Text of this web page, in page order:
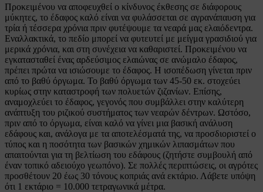
Προκειμένου να αποφευχθεί ο κίνδυνος έκθεσης σε διάφορους
μύκητες, το έδαφος καλό είναι να φυλάσσεται σε αγρανάπαυση για
τρία ή τέσσερα χρόνια πριν φυτέψουμε τα νεαρά μας ελαιόδεντρα.
Εναλλακτικά, το πεδίο μπορεί να φυτευτεί με μείγμα γρασιδιού για
μερικά χρόνια, και στη συνέχεια να καθαριστεί. Προκειμένου να
εγκατασταθεί ένας αρδεύσιμος ελαιώνας σε ανώμαλο έδαφος,
πρέπει πρώτα να ισιώσουμε το έδαφος. Η ισοπέδωση γίνεται πριν
από το βαθύ όργωμα. Το βαθύ όργωμα των 45-50 εκ. στοχεύει
κυρίως στην καταστροφή των πολυετών ζιζανίων. Επίσης,
αναμοχλεύει το έδαφος, γεγονός που συμβάλλει στην καλύτερη
ανάπτυξη του ριζικού συστήματος των νεαρών δέντρων. Ωστόσο,
πριν από το όργωμα, είναι καλό να γίνει μια βασική ανάλυση
εδάφους και, ανάλογα με τα αποτελέσματά της, να προσδιοριστεί ο
τύπος και η ποσότητα των βασικών χημικών λιπασμάτων που
απαιτούνται για τη βελτίωση του εδάφους (ζητήστε συμβουλή από
έναν τοπικό αδειούχο γεωπόνο). Σε πολλές περιπτώσεις, οι αγρότες
προσθέτουν 20 έως 30 τόνους κοπριάς ανά εκτάριο. Λάβετε υπόψη
ότι 1 εκτάριο = 10.000 τετραγωνικά μέτρα.